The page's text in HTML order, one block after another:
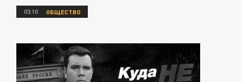
03:10 ОБЩЕСТВО